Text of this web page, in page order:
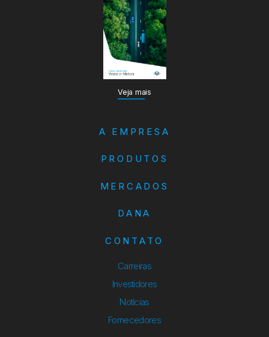
Veja mais
A EMPRESA
PRODUTOS
MERCADOS
DANA
CONTATO
Carreiras
Investidores
Notícias
Fornecedores